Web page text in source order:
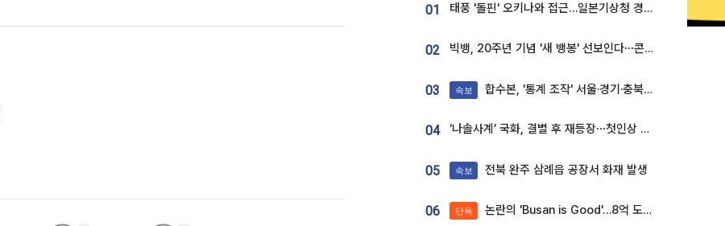
01 태풍 '돌핀' 오키나와 접근…일본기상청 경로 업데이트
02 빅뱅, 20주년 기념 '새 뱅봉' 선보인다⋯콘서트 앞두고 팝업 개최
03 속보 합수본, '통계 조작' 서울·경기·충북 선관위 등 추가 압수수색
04 ‘나솔사계’ 국화, 결별 후 재등장⋯첫인상 투표 휩쓸고 ‘인기녀’ 등극
05 속보 전북 완주 삼례읍 공장서 화재 발생
06 단독 논란의 'Busan is Good'…8억 도시브랜드, 용산 대통령실 CI 업체가 수행